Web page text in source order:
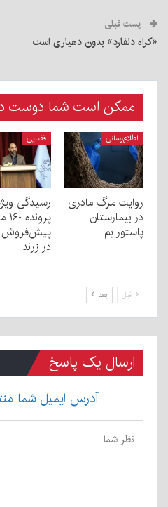
پست قبلی
«کراه دلفارد» بدون دهیاری است
ممکن است شما دوست
اطلاع‌رسانی
روایت مرگ مادری
در بیمارستان
پاستور بم
قضایی
رسیدگی
پیش‌فروش
در زرند
قبل بعد
ارسال یک پاسخ
آدرس ایمیل شما